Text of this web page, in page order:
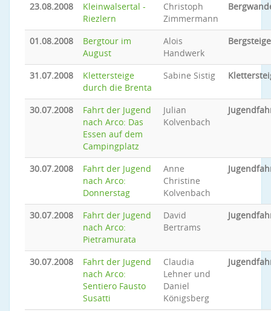
23.08.2008
Kleinwalsertal -
Riezlern
Christoph
Zimmermann
01.08.2008
Bergtour im
August
Alois
Handwerk
31.07.2008
Klettersteige
durch die Brenta
Sabine Sistig
30.07.2008
Fahrt der Jugend
nach Arco: Das
Essen auf dem
Campingplatz
Julian
Kolvenbach
30.07.2008
Fahrt der Jugend
nach Arco:
Donnerstag
Anne
Christine
Kolvenbach
30.07.2008
Fahrt der Jugend
nach Arco:
Pietramurata
David
Bertrams
30.07.2008
Fahrt der Jugend
nach Arco:
Sentiero Fausto
Susatti
Claudia
Lehner und
Daniel
Königsberg